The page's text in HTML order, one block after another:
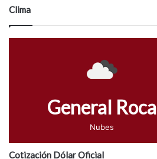
Clima
General Roca
Nubes
Cotización Dólar Oficial